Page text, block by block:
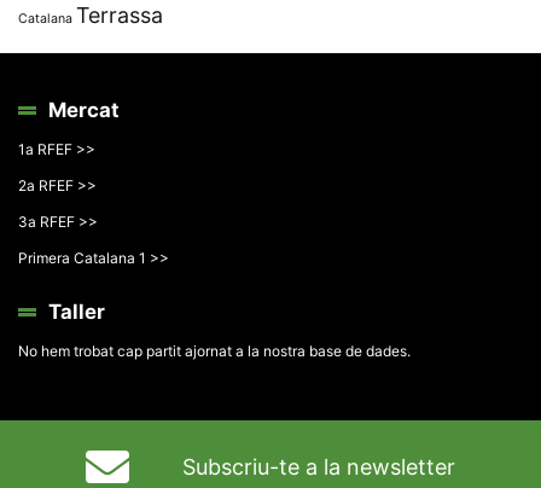
Catalana Terrassa
Mercat
1a RFEF >>
2a RFEF >>
3a RFEF >>
Primera Catalana 1 >>
Taller
No hem trobat cap partit ajornat a la nostra base de dades.
Subscriu-te a la newsletter